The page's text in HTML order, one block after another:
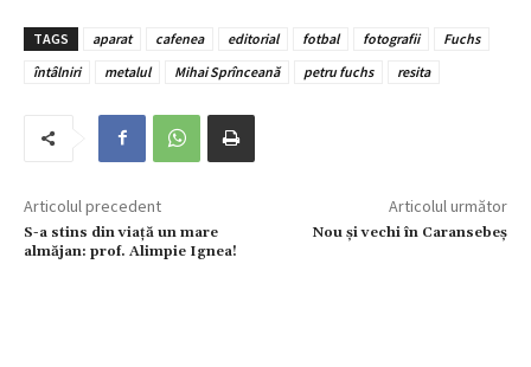
TAGS aparat cafenea editorial fotbal fotografii
Fuchs
întâlniri
metalul Mihai Sprînceană petru fuchs resita
Articolul precedent
S-a stins din viață un mare
almăjan: prof. Alimpie Ignea!
Articolul următor
Nou și vechi în Caransebeș